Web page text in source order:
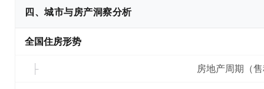
四、城市与房产洞察分析
全国住房形势
房地产周期（